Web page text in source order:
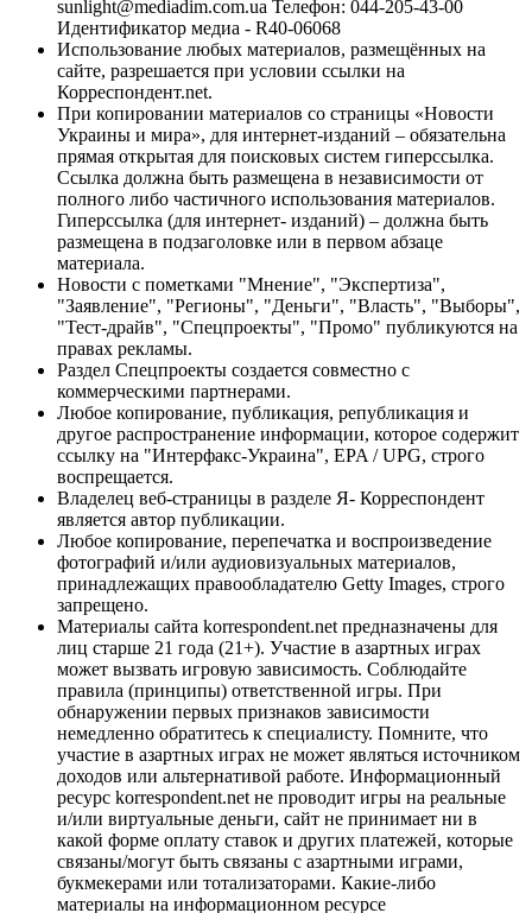
sunlight@mediadim.com.ua Телефон: 044-205-43-00
Идентификатор медиа - R40-06068
Использование любых материалов, размещённых на
сайте, разрешается при условии ссылки на
Корреспондент.net.
При копировании материалов со страницы «Новости
Украины и мира», для интернет-изданий – обязательна
прямая открытая для поисковых систем гиперссылка.
Ссылка должна быть размещена в независимости от
полного либо частичного использования материалов.
Гиперссылка (для интернет- изданий) – должна быть
размещена в подзаголовке или в первом абзаце
материала.
Новости с пометками "Мнение", "Экспертиза",
"Заявление", "Регионы", "Деньги", "Власть", "Выборы",
"Тест-драйв", "Спецпроекты", "Промо" публикуются на
правах рекламы.
Раздел Спецпроекты создается совместно с
коммерческими партнерами.
Любое копирование, публикация, републикация и
другое распространение информации, которое содержит
ссылку на "Интерфакс-Украина", EPA / UPG, строго
воспрещается.
Владелец веб-страницы в разделе Я- Корреспондент
является автор публикации.
Любое копирование, перепечатка и воспроизведение
фотографий и/или аудиовизуальных материалов,
принадлежащих правообладателю Getty Images, строго
запрещено.
Материалы сайта korrespondent.net предназначены для
лиц старше 21 года (21+). Участие в азартных играх
может вызвать игровую зависимость. Соблюдайте
правила (принципы) ответственной игры. При
обнаружении первых признаков зависимости
немедленно обратитесь к специалисту. Помните, что
участие в азартных играх не может являться источником
доходов или альтернативой работе. Информационный
ресурс korrespondent.net не проводит игры на реальные
и/или виртуальные деньги, сайт не принимает ни в
какой форме оплату ставок и других платежей, которые
связаны/могут быть связаны с азартными играми,
букмекерами или тотализаторами. Какие-либо
материалы на информационном ресурсе